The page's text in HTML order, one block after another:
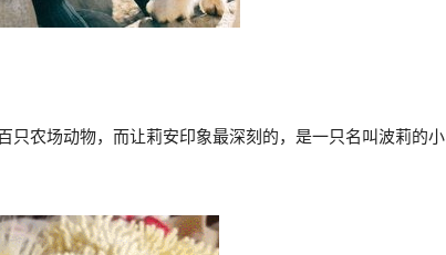
只农场动物，而让莉安印象最深刻的，是一只名叫波莉的小